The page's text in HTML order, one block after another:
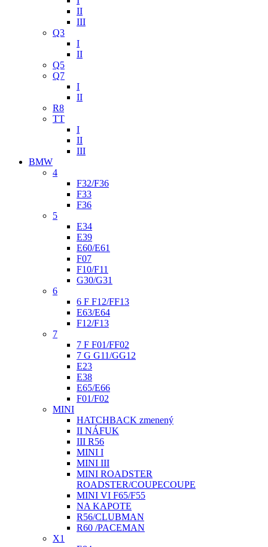
II
III
Q3
I
II
Q5
Q7
I
II
R8
TT
I
II
III
BMW
4
F32/F36
F33
F36
5
E34
E39
E60/E61
F07
F10/F11
G30/G31
6
6 F F12/FF13
E63/E64
F12/F13
7
7 F F01/FF02
7 G G11/GG12
E23
E38
E65/E66
F01/F02
MINI
HATCHBACK zmenený
II NÁFUK
III R56
MINI I
MINI III
MINI ROADSTER
ROADSTER/COUPECOUPE
MINI VI F65/F55
NA KAPOTE
R56/CLUBMAN
R60 /PACEMAN
X1